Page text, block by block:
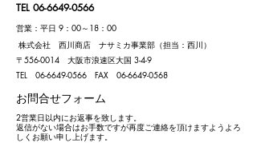
TEL 06-6649-0566
営業：平日 9：00～18：00
株式会社 西川商店 ナサミカ事業部（担当：西川）
〒556-0014 大阪市浪速区大国 3-4-9
TEL 06-6649-0566 FAX 06-6649-0568
​お問合せフォーム
​2営業日以内にお返事を致します。
返信がない場合はお手数ですが再度ご連絡を頂けますようよろ
しくお願い申し上げます。